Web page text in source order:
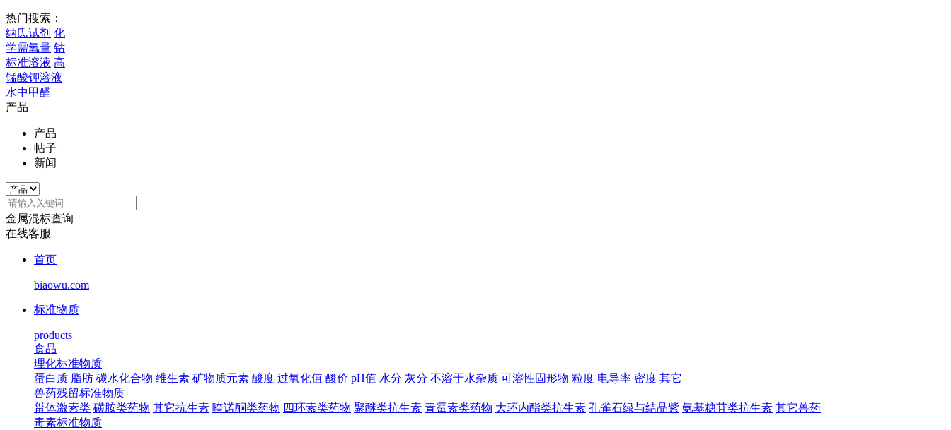
热门搜索：
纳氏试剂 化
学需氧量 钴
标准溶液 高
锰酸钾溶液
水中甲醛
产品
产品
帖子
新闻
金属混标查询
在线客服
首页
biaowu.com
标准物质
products
食品
理化标准物质
蛋白质 脂肪 碳水化合物 维生素 矿物质元素 酸度 过氧化值 酸价 pH值 水分 灰分 不溶于水杂质 可溶性固形物 粒度 电导率 密度 其它
兽药残留标准物质
甾体激素类 磺胺类药物 其它抗生素 喹诺酮类药物 四环素类药物 聚醚类抗生素 青霉素类药物 大环内酯类抗生素 孔雀石绿与结晶紫 氨基糖苷类抗生素 其它兽药
毒素标准物质